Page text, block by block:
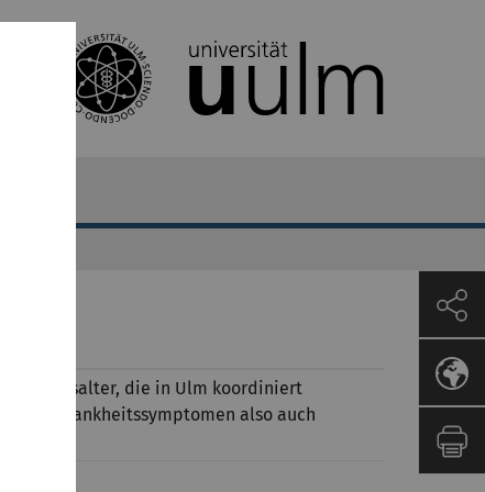
im Kindesalter, die in Ulm koordiniert
und Krankheitssymptomen also auch